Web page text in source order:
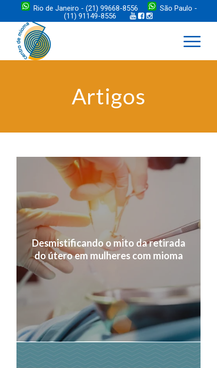
Rio de Janeiro - (21) 99668-8556
São Paulo -
(11) 91149-8556
Artigos
Desmistificando o mito da retirada
do útero em mulheres com mioma